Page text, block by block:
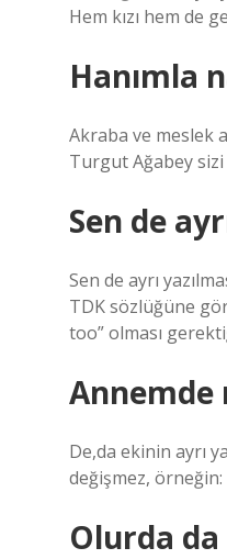
Hem kızı hem de
Hanımla
Akraba ve meslek
Turgut Ağabey sizi
Sen de
Sen de ayrı
TDK sözlüğüne
too” olması
Annemde
De,da ekinin ayrı
değişmez,
Olurda da